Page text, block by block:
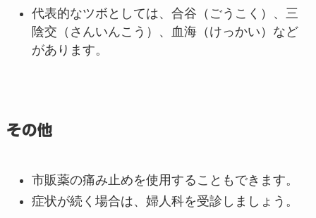
代表的なツボとしては、合谷（ごうこく）、三
陰交（さんいんこう）、血海（けっかい）など
があります。
その他
市販薬の痛み止めを使用することもできます。
症状が続く場合は、婦人科を受診しましょう。